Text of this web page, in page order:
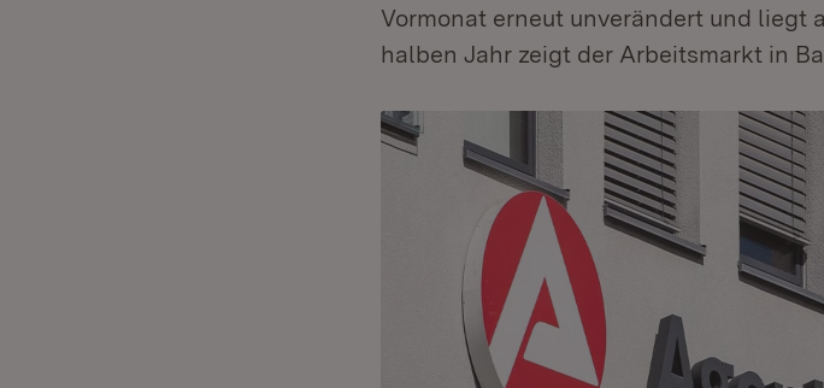
Vormonat erneut unverändert und liegt
halben Jahr zeigt der Arbeitsmarkt in